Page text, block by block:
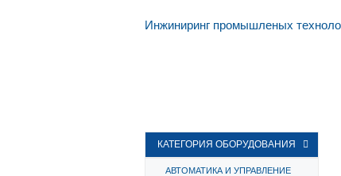
Инжиниринг промышленых
КАТЕГОРИЯ ОБОРУДОВАНИЯ
АВТОМАТИКА И УПРАВЛЕНИЕ